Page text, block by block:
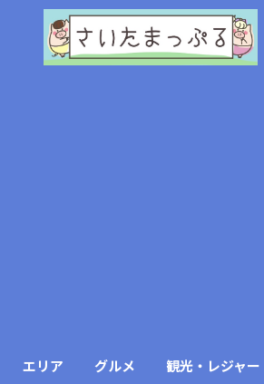
エリア グルメ 観光・レジャー